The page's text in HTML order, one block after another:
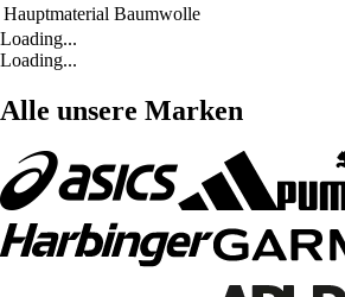
Hauptmaterial Baumwolle
Loading...
Loading...
Alle unsere Marken